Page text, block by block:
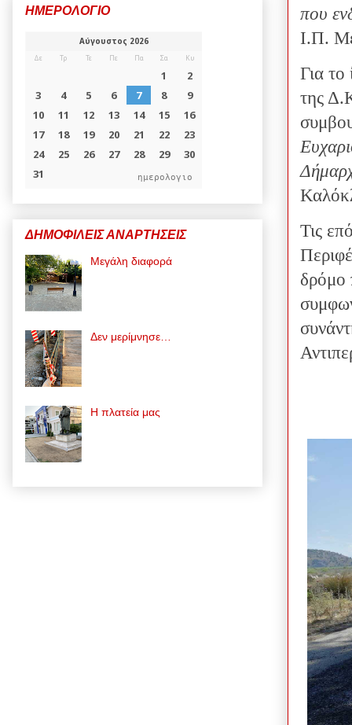
που
Ι.Π.
Για το
της
Τις
δρόμο
ΗΜΕΡΟΛΟΓΙΟ
ημερολογιο
ΔΗΜΟΦΙΛΕΙΣ ΑΝΑΡΤΗΣΕΙΣ
Μεγάλη διαφορά
Δεν μερίμνησε…
Η πλατεία μας